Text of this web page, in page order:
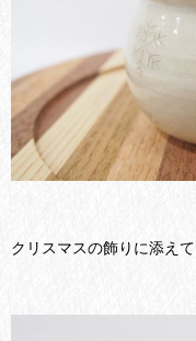
クリスマスの飾りに添え